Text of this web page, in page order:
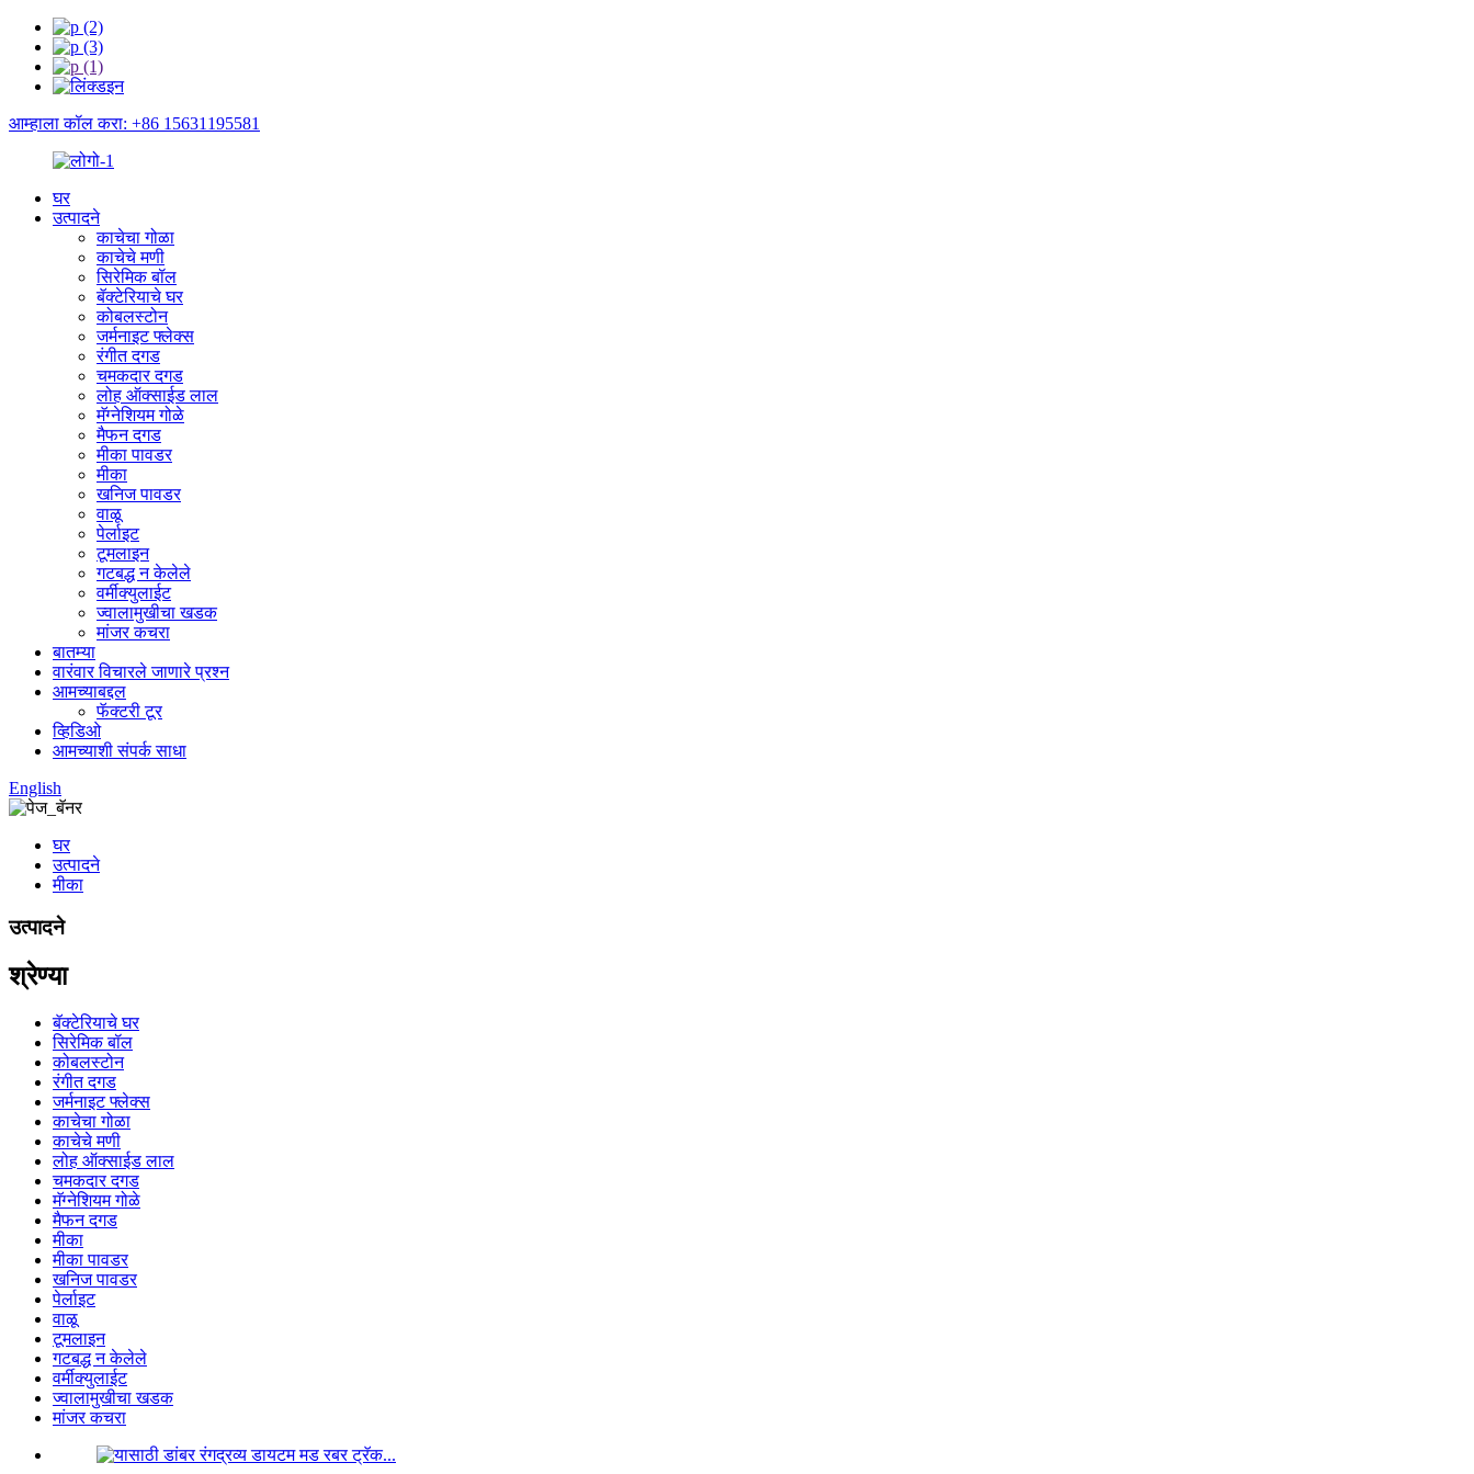
आम्हाला कॉल करा: +86 15631195581
घर
उत्पादने
काचेचा गोळा
काचेचे मणी
सिरेमिक बॉल
बॅक्टेरियाचे घर
कोबलस्टोन
जर्मनाइट फ्लेक्स
रंगीत दगड
चमकदार दगड
लोह ऑक्साईड लाल
मॅग्नेशियम गोळे
मैफन दगड
मीका पावडर
मीका
खनिज पावडर
वाळू
पेर्लाइट
टूमलाइन
गटबद्ध न केलेले
वर्मीक्युलाईट
ज्वालामुखीचा खडक
मांजर कचरा
बातम्या
वारंवार विचारले जाणारे प्रश्न
आमच्याबद्दल
फॅक्टरी टूर
व्हिडिओ
आमच्याशी संपर्क साधा
English
घर
उत्पादने
मीका
उत्पादने
श्रेण्या
बॅक्टेरियाचे घर
सिरेमिक बॉल
कोबलस्टोन
रंगीत दगड
जर्मनाइट फ्लेक्स
काचेचा गोळा
काचेचे मणी
लोह ऑक्साईड लाल
चमकदार दगड
मॅग्नेशियम गोळे
मैफन दगड
मीका
मीका पावडर
खनिज पावडर
पेर्लाइट
वाळू
टूमलाइन
गटबद्ध न केलेले
वर्मीक्युलाईट
ज्वालामुखीचा खडक
मांजर कचरा